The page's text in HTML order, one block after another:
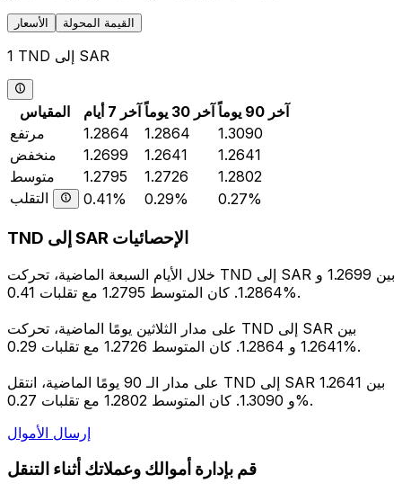
الأسعار القيمة المحولة
1 TND إلى SAR
المقياس آخر 7 أيام آخر 30 يوماً
آخر 90 يوماً
مرتفع
1.2864 1.2864
1.3090
منخفض
1.2699 1.2641
1.2641
متوسط
1.2795 1.2726
1.2802
التقلب
0.41% 0.29% 0.27%
TND إلى SAR الإحصائيات
خلال الأيام السبعة الماضية، تحركت TND إلى SAR بين 1.2699 و
1.2864. كان المتوسط 1.2795 مع تقلبات 0.41%.
على مدار الثلاثين يومًا الماضية، تحركت TND إلى SAR بين
1.2641 و 1.2864. كان المتوسط 1.2726 مع تقلبات 0.29%.
على مدار الـ 90 يومًا الماضية، انتقل TND إلى SAR بين 1.2641
و 1.3090. كان المتوسط 1.2802 مع تقلبات 0.27%.
إرسال الأموال
قم بإدارة أموالك وعملاتك أثناء التنقل